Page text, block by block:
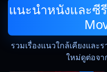
แนะนำหนังและซี
รวมเรื่องแนวใกล้เคียงและ
ใหม่ดูต่อจ